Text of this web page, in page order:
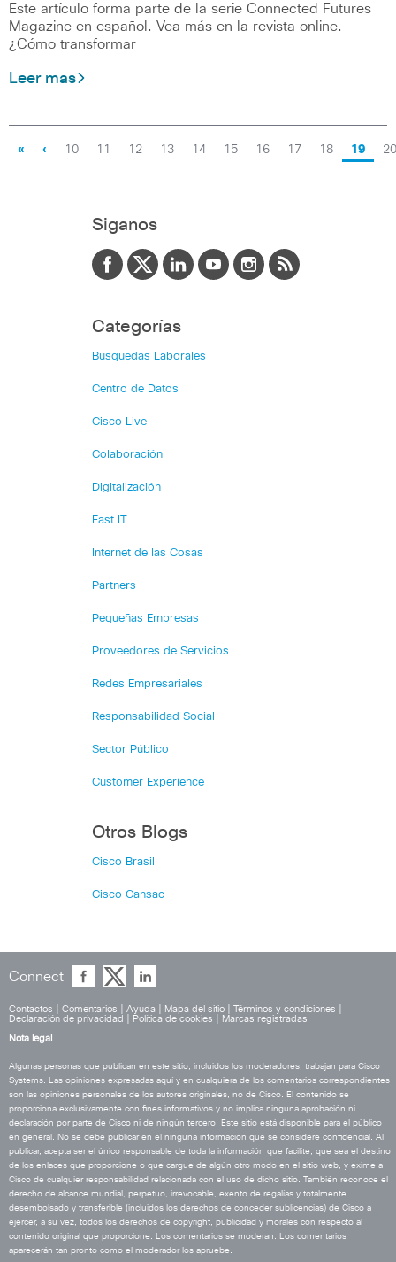
Este artículo forma parte de la serie Connected Futures
Magazine en español. Vea más en la revista online.
¿Cómo transformar
Leer mas
« ‹ 10 11 12 13 14 15 16 17 18 19 20
Siganos
Categorías
Búsquedas Laborales
Centro de Datos
Cisco Live
Colaboración
Digitalización
Fast IT
Internet de las Cosas
Partners
Pequeñas Empresas
Proveedores de Servicios
Redes Empresariales
Responsabilidad Social
Sector Público
Customer Experience
Otros Blogs
Cisco Brasil
Cisco Cansac
Connect
Contactos Comentarios Ayuda Mapa del sitio Términos y condiciones
Declaración de privacidad
Política de cookies
Marcas registradas
Nota legal
Algunas personas que publican en este sitio, incluidos los moderadores, trabajan para Cisco
Systems. Las opiniones expresadas aquí y en cualquiera de los comentarios correspondientes
son las opiniones personales de los autores originales, no de Cisco. El contenido se
proporciona exclusivamente con fines informativos y no implica ninguna aprobación ni
declaración por parte de Cisco ni de ningún tercero. Este sitio está disponible para el público
en general. No se debe publicar en él ninguna información que se considere confidencial. Al
publicar, acepta ser el único responsable de toda la información que facilite, que sea el destino
de los enlaces que proporcione o que cargue de algún otro modo en el sitio web, y exime a
Cisco de cualquier responsabilidad relacionada con el uso de dicho sitio. También reconoce el
derecho de alcance mundial, perpetuo, irrevocable, exento de regalías y totalmente
desembolsado y transferible (incluidos los derechos de conceder sublicencias) de Cisco a
ejercer, a su vez, todos los derechos de copyright, publicidad y morales con respecto al
contenido original que proporcione. Los comentarios se moderan. Los comentarios
aparecerán tan pronto como el moderador los apruebe.